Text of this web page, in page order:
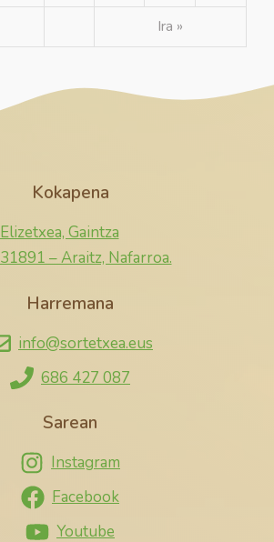
Ira »
Kokapena
Elizetxea, Gaintza
31891 – Araitz, Nafarroa.
Harremana
info@sortetxea.eus
686 427 087
Sarean
Instagram
Facebook
Youtube